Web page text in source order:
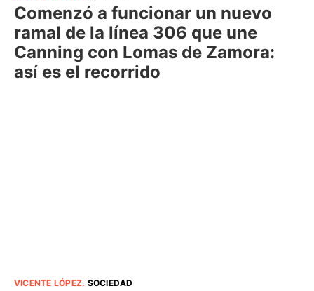
Comenzó a funcionar un nuevo
ramal de la línea 306 que une
Canning con Lomas de Zamora:
así es el recorrido
VICENTE LÓPEZ. SOCIEDAD